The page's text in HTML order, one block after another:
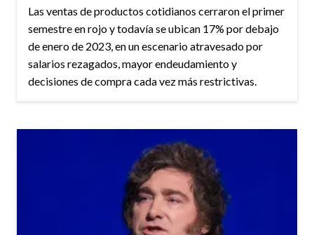
Las ventas de productos cotidianos cerraron el primer
semestre en rojo y todavía se ubican 17% por debajo
de enero de 2023, en un escenario atravesado por
salarios rezagados, mayor endeudamiento y
decisiones de compra cada vez más restrictivas.